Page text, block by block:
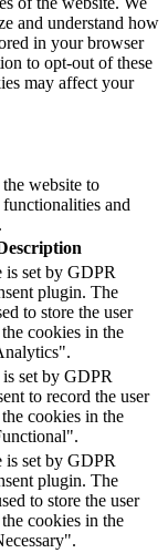
and understand how
in your browser
to opt-out of these
may affect your
website to
and
is set by GDPR
plugin. The
to store the user
cookies in the
set by GDPR
to record the user
cookies in the
is set by GDPR
plugin. The
to store the user
cookies in the